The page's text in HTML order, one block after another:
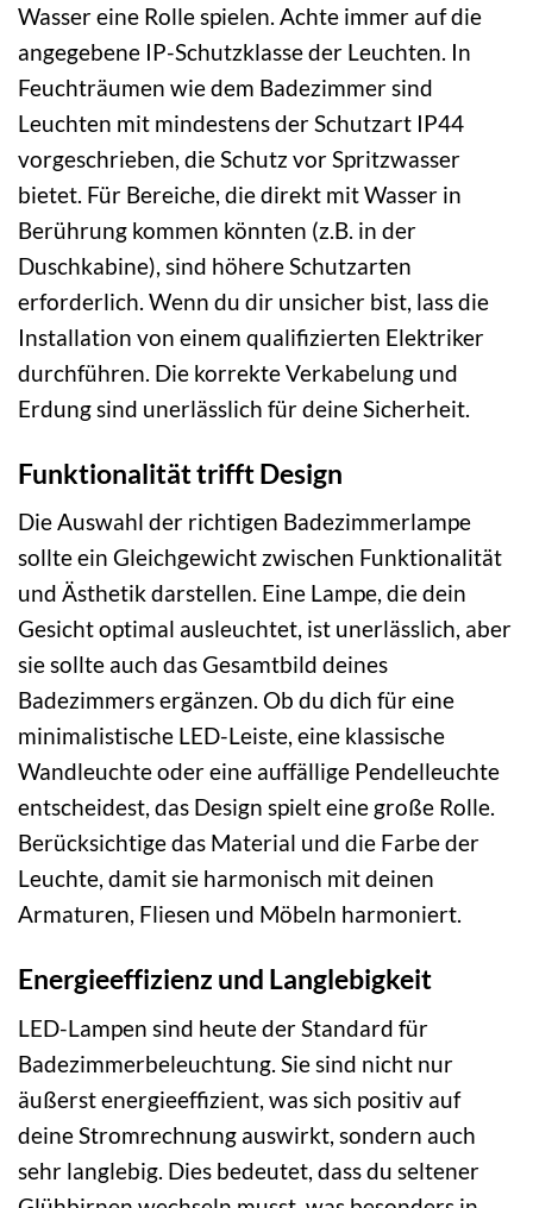
Wasser eine Rolle spielen. Achte immer auf die
angegebene IP-Schutzklasse der Leuchten. In
Feuchträumen wie dem Badezimmer sind
Leuchten mit mindestens der Schutzart IP44
vorgeschrieben, die Schutz vor Spritzwasser
bietet. Für Bereiche, die direkt mit Wasser in
Berührung kommen könnten (z.B. in der
Duschkabine), sind höhere Schutzarten
erforderlich. Wenn du dir unsicher bist, lass die
Installation von einem qualifizierten Elektriker
durchführen. Die korrekte Verkabelung und
Erdung sind unerlässlich für deine Sicherheit.
Funktionalität trifft Design
Die Auswahl der richtigen Badezimmerlampe
sollte ein Gleichgewicht zwischen Funktionalität
und Ästhetik darstellen. Eine Lampe, die dein
Gesicht optimal ausleuchtet, ist unerlässlich, aber
sie sollte auch das Gesamtbild deines
Badezimmers ergänzen. Ob du dich für eine
minimalistische LED-Leiste, eine klassische
Wandleuchte oder eine auffällige Pendelleuchte
entscheidest, das Design spielt eine große Rolle.
Berücksichtige das Material und die Farbe der
Leuchte, damit sie harmonisch mit deinen
Armaturen, Fliesen und Möbeln harmoniert.
Energieeffizienz und Langlebigkeit
LED-Lampen sind heute der Standard für
Badezimmerbeleuchtung. Sie sind nicht nur
äußerst energieeffizient, was sich positiv auf
deine Stromrechnung auswirkt, sondern auch
sehr langlebig. Dies bedeutet, dass du seltener